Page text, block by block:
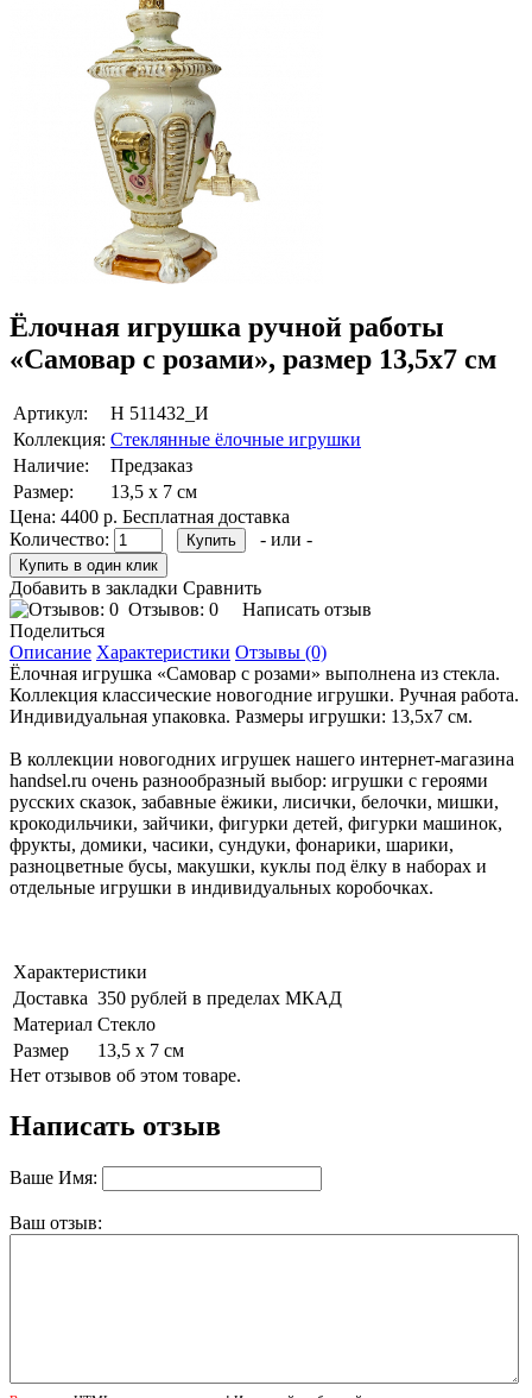
Ёлочная игрушка ручной работы
«Самовар с розами», размер 13,5х7 см
Артикул:
Н 511432_И
Коллекция: Стеклянные ёлочные игрушки
Наличие:
Предзаказ
Размер:
13,5 х 7 см
Цена: 4400 р. Бесплатная доставка
Количество:
- или -
Добавить в закладки Сравнить
Отзывов: 0
Написать отзыв
Поделиться
Описание Характеристики Отзывы (0)
Ёлочная игрушка «Самовар с розами» выполнена из стекла.
Коллекция классические новогодние игрушки. Ручная работа.
Индивидуальная упаковка. Размеры игрушки: 13,5х7 см.
В коллекции новогодних игрушек нашего интернет-магазина
handsel.ru очень разнообразный выбор: игрушки с героями
русских сказок, забавные ёжики, лисички, белочки, мишки,
крокодильчики, зайчики, фигурки детей, фигурки машинок,
фрукты, домики, часики, сундуки, фонарики, шарики,
разноцветные бусы, макушки, куклы под ёлку в наборах и
отдельные игрушки в индивидуальных коробочках.
Характеристики
Доставка 350 рублей в пределах МКАД
Материал Стекло
Размер
13,5 х 7 см
Нет отзывов об этом товаре.
Написать отзыв
Ваше Имя:
Ваш отзыв: